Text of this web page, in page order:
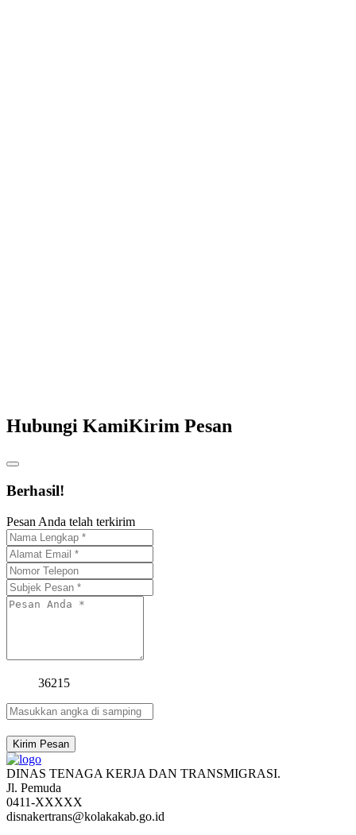
Hubungi KamiKirim Pesan
Berhasil!
Pesan Anda telah terkirim
36215
Kirim Pesan
DINAS TENAGA KERJA DAN TRANSMIGRASI.
Jl. Pemuda
0411-XXXXX
disnakertrans@kolakakab.go.id